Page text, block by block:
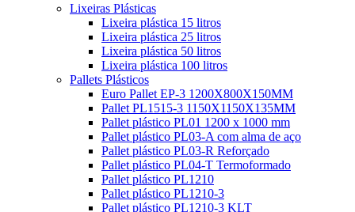
Lixeiras Plásticas
Lixeira plástica 15 litros
Lixeira plástica 25 litros
Lixeira plástica 50 litros
Lixeira plástica 100 litros
Pallets Plásticos
Euro Pallet EP-3 1200X800X150MM
Pallet PL1515-3 1150X1150X135MM
Pallet plástico PL01 1200 x 1000 mm
Pallet plástico PL03-A com alma de aço
Pallet plástico PL03-R Reforçado
Pallet plástico PL04-T Termoformado
Pallet plástico PL1210
Pallet plástico PL1210-3
Pallet plástico PL1210-3 KLT